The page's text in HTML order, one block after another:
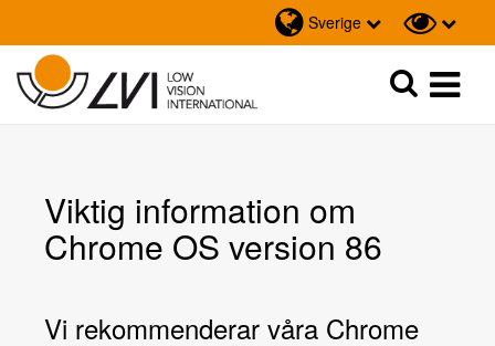
Sverige
Sök
Viktig information om
Chrome OS version 86
Vi rekommenderar våra Chrome